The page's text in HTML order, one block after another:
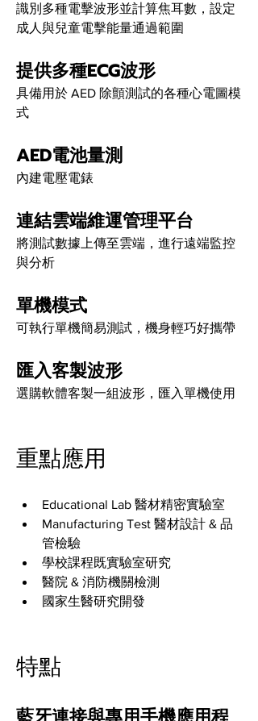
識別多種電擊波形並計算焦耳數，設定
成人與兒童電擊能量通過範圍
提供多種ECG波形
具備用於 AED 除顫測試的各種心電圖模
式
AED電池量測
內建電壓電錶
連結雲端維運管理平台
將測試數據上傳至雲端，進行遠端監控
與分析
單機模式
可執行單機簡易測試，機身輕巧好攜帶
匯入客製波形
選購軟體客製一組波形，匯入單機使用
重點應用
Educational Lab 醫材精密實驗室
Manufacturing Test 醫材設計 & 品
管檢驗
學校課程既實驗室研究
醫院 & 消防機關檢測
國家生醫研究開發
特點